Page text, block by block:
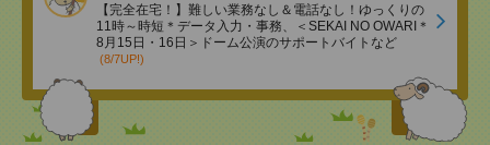
【完全在宅！】難しい業務なし＆電話なし！ゆっくりの
11時～時短＊データ入力・事務、＜SEKAI NO OWARI＊
8月15日・16日＞ドーム公演のサポートバイトなど
(8/7UP!)